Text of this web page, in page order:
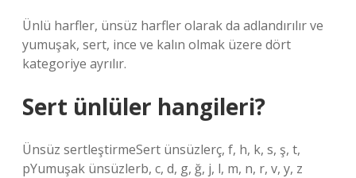
Ünlü harfler, ünsüz harfler olarak da adlandırılır ve
yumuşak, sert, ince ve kalın olmak üzere dört
kategoriye ayrılır.
Sert ünlüler hangileri?
Ünsüz sertleştirmeSert ünsüzlerç, f, h, k, s, ş, t,
pYumuşak ünsüzlerb, c, d, g, ğ, j, l, m, n, r, v, y, z